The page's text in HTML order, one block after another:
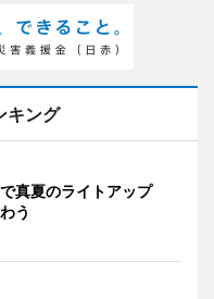
キング
真夏のライトアップ
わう